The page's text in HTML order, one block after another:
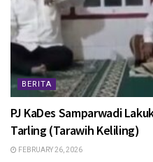
BERITA
PJ KaDes Samparwadi
Tarling (Tarawih Keliling)
FEBRUARY 26, 2026